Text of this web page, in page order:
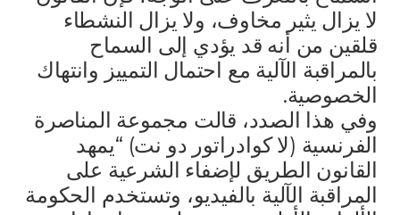
لا يزال يثير مخاوف، ولا يزال النشطاء
قلقين من أنه قد يؤدي إلى السماح
بالمراقبة الآلية مع احتمال التمييز وانتهاك
الخصوصية.
وفي هذا الصدد، قالت مجموعة المناصرة
الفرنسية (لا كوادراتور دو نت) “يمهد
القانون الطريق لإضفاء الشرعية على
المراقبة الآلية بالفيديو، وتستخدم الحكومة